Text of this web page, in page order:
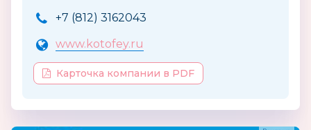
+7 (812) 3162043
www.kotofey.ru
Карточка компании в PDF